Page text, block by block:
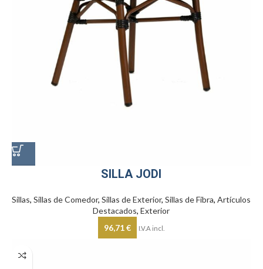
SILLA JODI
Sillas,Sillas de Comedor,Sillas de Exterior,Sillas de Fibra,Artículos
Destacados,Exterior
96,71€ I.V.A incl.